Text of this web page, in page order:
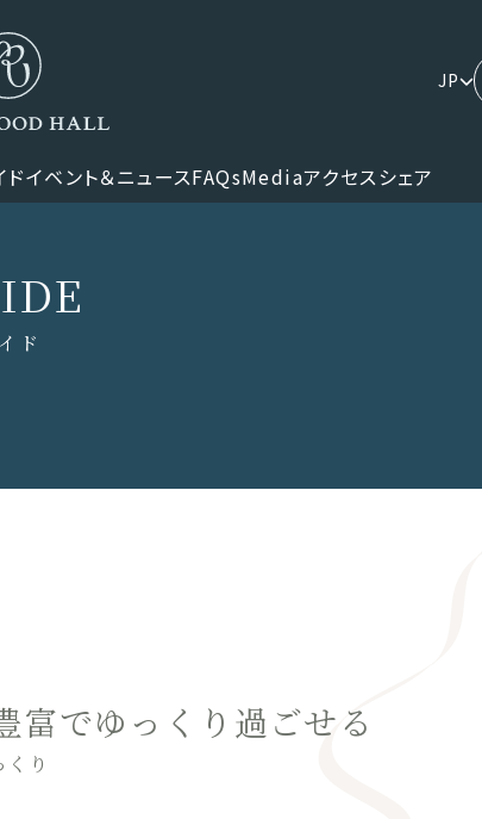
JP
イベント＆ニュースFAQsMediaアクセス シェア
ド
富でゆっくり過ごせる
くり